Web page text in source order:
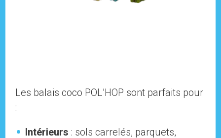
Les balais coco POL’HOP sont parfaits pour
:
Intérieurs : sols carrelés, parquets,